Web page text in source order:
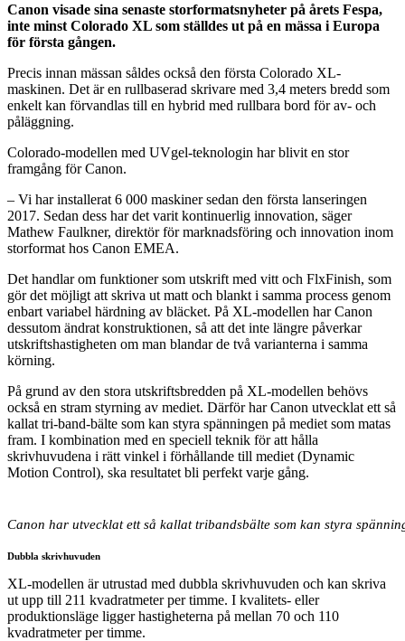
Canon visade sina senaste storformatsnyheter på årets Fespa,
inte minst Colorado XL som ställdes ut på en mässa i Europa
för första gången.
Precis innan mässan såldes också den första Colorado XL-
maskinen. Det är en rullbaserad skrivare med 3,4 meters bredd som
enkelt kan förvandlas till en hybrid med rullbara bord för av- och
påläggning.
Colorado-modellen med UVgel-teknologin har blivit en stor
framgång för Canon.
– Vi har installerat 6 000 maskiner sedan den första lanseringen
2017. Sedan dess har det varit kontinuerlig innovation, säger
Mathew Faulkner, direktör för marknadsföring och innovation inom
storformat hos Canon EMEA.
Det handlar om funktioner som utskrift med vitt och FlxFinish, som
gör det möjligt att skriva ut matt och blankt i samma process genom
enbart variabel härdning av bläcket. På XL-modellen har Canon
dessutom ändrat konstruktionen, så att det inte längre påverkar
utskriftshastigheten om man blandar de två varianterna i samma
körning.
På grund av den stora utskriftsbredden på XL-modellen behövs
också en stram styrning av mediet. Därför har Canon utvecklat ett så
kallat tri-band-bälte som kan styra spänningen på mediet som matas
fram. I kombination med en speciell teknik för att hålla
skrivhuvudena i rätt vinkel i förhållande till mediet (Dynamic
Motion Control), ska resultatet bli perfekt varje gång.
Canon har utvecklat ett så kallat tribandsbälte som kan styra
Dubbla skrivhuvuden
XL-modellen är utrustad med dubbla skrivhuvuden och kan skriva
ut upp till 211 kvadratmeter per timme. I kvalitets- eller
produktionsläge ligger hastigheterna på mellan 70 och 110
kvadratmeter per timme.